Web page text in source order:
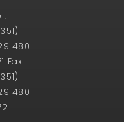
480
Fax.
480